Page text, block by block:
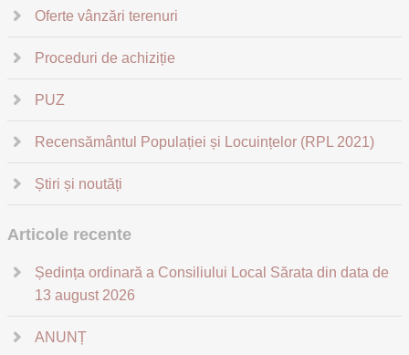
Oferte vânzări terenuri
Proceduri de achiziție
PUZ
Recensământul Populației și Locuințelor (RPL 2021)
Știri și noutăți
Articole recente
Ședința ordinară a Consiliului Local Sărata din data de
13 august 2026
ANUNȚ